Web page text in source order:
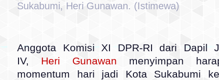
Sukabumi, Heri Gunawan. (Istimewa)
Anggota Komisi XI DPR-RI dari Dapil
IV, Heri Gunawan menyimpan
momentum hari jadi Kota Sukabumi